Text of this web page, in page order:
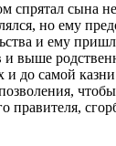
спрятал сына
но ему
и ему
и выше
и до самой
правителя,